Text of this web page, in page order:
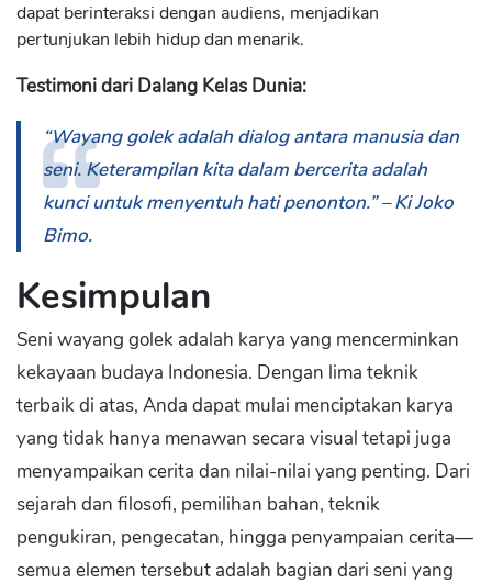
dapat berinteraksi dengan audiens, menjadikan
pertunjukan lebih hidup dan menarik.
Testimoni dari Dalang Kelas Dunia:
“Wayang golek adalah dialog antara manusia dan
seni. Keterampilan kita dalam bercerita adalah
kunci untuk menyentuh hati penonton.” – Ki Joko
Bimo.
Kesimpulan
Seni wayang golek adalah karya yang mencerminkan
kekayaan budaya Indonesia. Dengan lima teknik
terbaik di atas, Anda dapat mulai menciptakan karya
yang tidak hanya menawan secara visual tetapi juga
menyampaikan cerita dan nilai-nilai yang penting. Dari
sejarah dan filosofi, pemilihan bahan, teknik
pengukiran, pengecatan, hingga penyampaian cerita—
semua elemen tersebut adalah bagian dari seni yang